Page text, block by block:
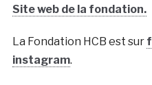
Site web de la fondation.
La Fondation HCB est sur
instagram.